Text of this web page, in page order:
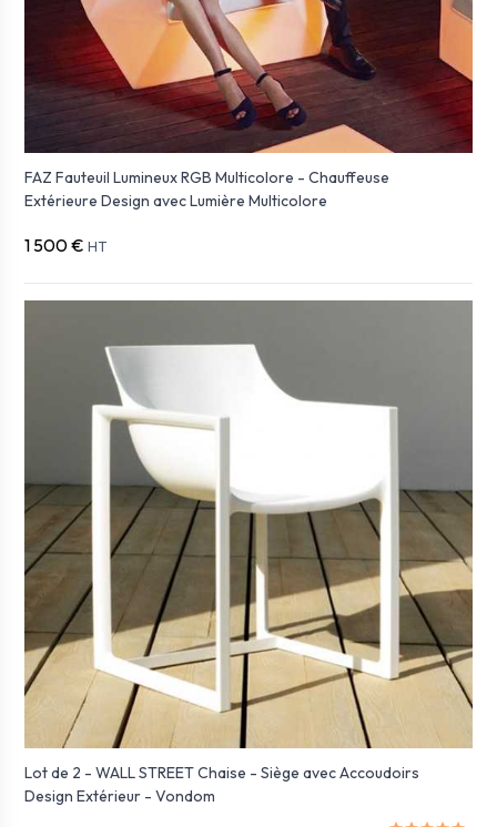
FAZ Fauteuil Lumineux RGB Multicolore - Chauffeuse
Extérieure Design avec Lumière Multicolore
1 500 € HT
Lot de 2 - WALL STREET Chaise - Siège avec Accoudoirs
Design Extérieur - Vondom